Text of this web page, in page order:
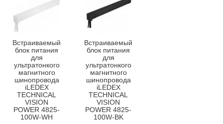
Встраиваемый
блок питания
для
ультратонкого
магнитного
шинопровода
iLEDEX
TECHNICAL
VISION
POWER 4825-
100W-WH
Встраиваемый
блок питания
для
ультратонкого
магнитного
шинопровода
iLEDEX
TECHNICAL
VISION
POWER 4825-
100W-BK